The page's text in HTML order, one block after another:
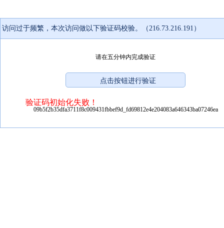
访问过于频繁，本次访问做以下验证码校验。（216.73.216.191）
请在五分钟内完成验证
验证码初始化失败！
09b5f2b35dfa3711f8c009431fbbef9d_fd69812e4e204083a646343ba07246ea